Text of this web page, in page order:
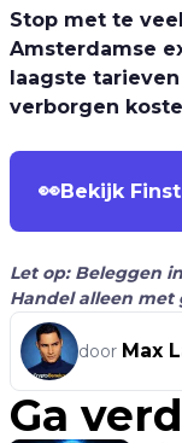
Stop met te
Amsterdamse
laagste
verborgen
👀Bekijk
Let op: Beleggen
Handel alleen met
door Max
Ga